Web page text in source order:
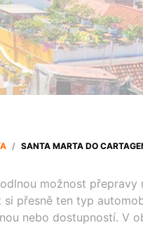
/ SANTA MARTA DO
možnost
přesně ten typ
nebo dostupností. V